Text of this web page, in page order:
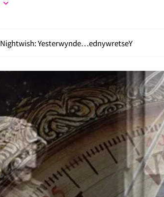
Nightwish: Yesterwynde…ednywretseY